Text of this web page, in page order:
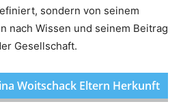
sondern von seinem
nach Wissen und seinem Beitrag
Gesellschaft.
Woitschack Eltern Herkunft